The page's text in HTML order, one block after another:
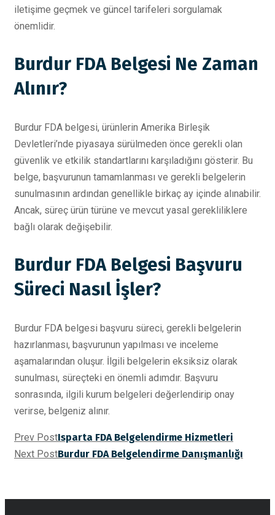
iletişime geçmek ve güncel tarifeleri sorgulamak
önemlidir.
Burdur FDA Belgesi Ne Zaman
Alınır?
Burdur FDA belgesi, ürünlerin Amerika Birleşik
Devletleri’nde piyasaya sürülmeden önce gerekli olan
güvenlik ve etkilik standartlarını karşıladığını gösterir. Bu
belge, başvurunun tamamlanması ve gerekli belgelerin
sunulmasının ardından genellikle birkaç ay içinde alınabilir.
Ancak, süreç ürün türüne ve mevcut yasal gerekliliklere
bağlı olarak değişebilir.
Burdur FDA Belgesi Başvuru
Süreci Nasıl İşler?
Burdur FDA belgesi başvuru süreci, gerekli belgelerin
hazırlanması, başvurunun yapılması ve inceleme
aşamalarından oluşur. İlgili belgelerin eksiksiz olarak
sunulması, süreçteki en önemli adımdır. Başvuru
sonrasında, ilgili kurum belgeleri değerlendirip onay
verirse, belgeniz alınır.
Prev PostIsparta FDA Belgelendirme Hizmetleri
Next PostBurdur FDA Belgelendirme Danışmanlığı